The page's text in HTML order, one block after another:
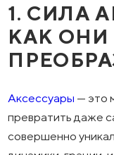
1. СИЛА
КАК ОНИ
Аксессуары — это
превратить даже
совершенно